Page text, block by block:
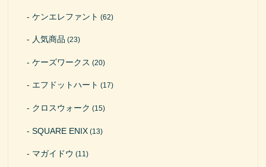
ケンエレファント (62)
人気商品 (23)
ケーズワークス (20)
エフドットハート (17)
クロスウォーク (15)
SQUARE ENIX (13)
マガイドウ (11)